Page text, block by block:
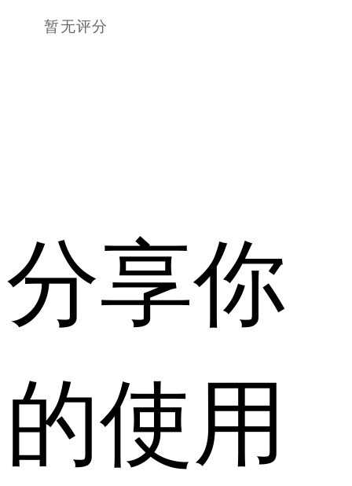
暂无评分
分享你
的使用